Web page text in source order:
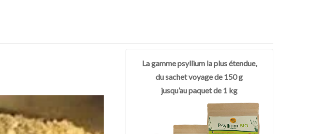
La gamme psyllium la plus étendue,
du sachet voyage de 150 g
jusqu’au paquet de 1 kg